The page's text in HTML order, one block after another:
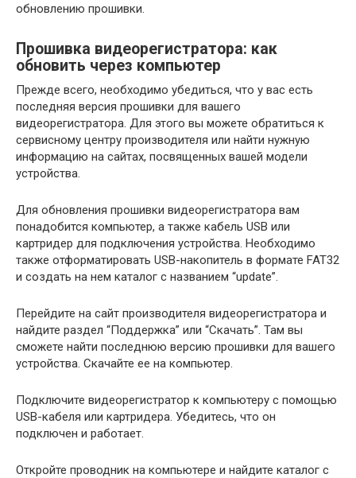
обновлению прошивки.
Прошивка видеорегистратора: как
обновить через компьютер
Прежде всего, необходимо убедиться, что у вас есть
последняя версия прошивки для вашего
видеорегистратора. Для этого вы можете обратиться к
сервисному центру производителя или найти нужную
информацию на сайтах, посвященных вашей модели
устройства.
Для обновления прошивки видеорегистратора вам
понадобится компьютер, а также кабель USB или
картридер для подключения устройства. Необходимо
также отформатировать USB-накопитель в формате FAT32
и создать на нем каталог с названием “update”.
Перейдите на сайт производителя видеорегистратора и
найдите раздел “Поддержка” или “Скачать”. Там вы
сможете найти последнюю версию прошивки для вашего
устройства. Скачайте ее на компьютер.
Подключите видеорегистратор к компьютеру с помощью
USB-кабеля или картридера. Убедитесь, что он
подключен и работает.
Откройте проводник на компьютере и найдите каталог с